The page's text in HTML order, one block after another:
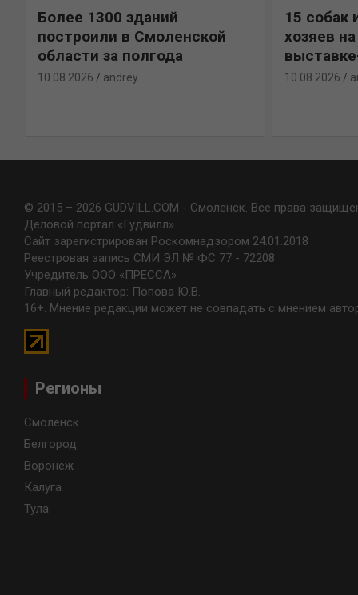
Более 1300 зданий
построили в Смоленской
области за полгода
10.08.2026 andrey
15 собак
хозяев
10.08.2026
© 2015 – 2026 GUDVILL.COM - Смоленск. Все права
Деловой портал «Гудвилл»
Сайт зарегистрирован Роскомнадзором 24.01.2018
Реестровая запись СМИ ЭЛ № ФС 77 - 72208
Учредитель ООО «ПРЕССА»
Главный редактор: Попова Ю.В.
16+. Мнение редакции может не совпадать с мнением
Регионы
Смоленск
Белгород
Воронеж
Калуга
Тула